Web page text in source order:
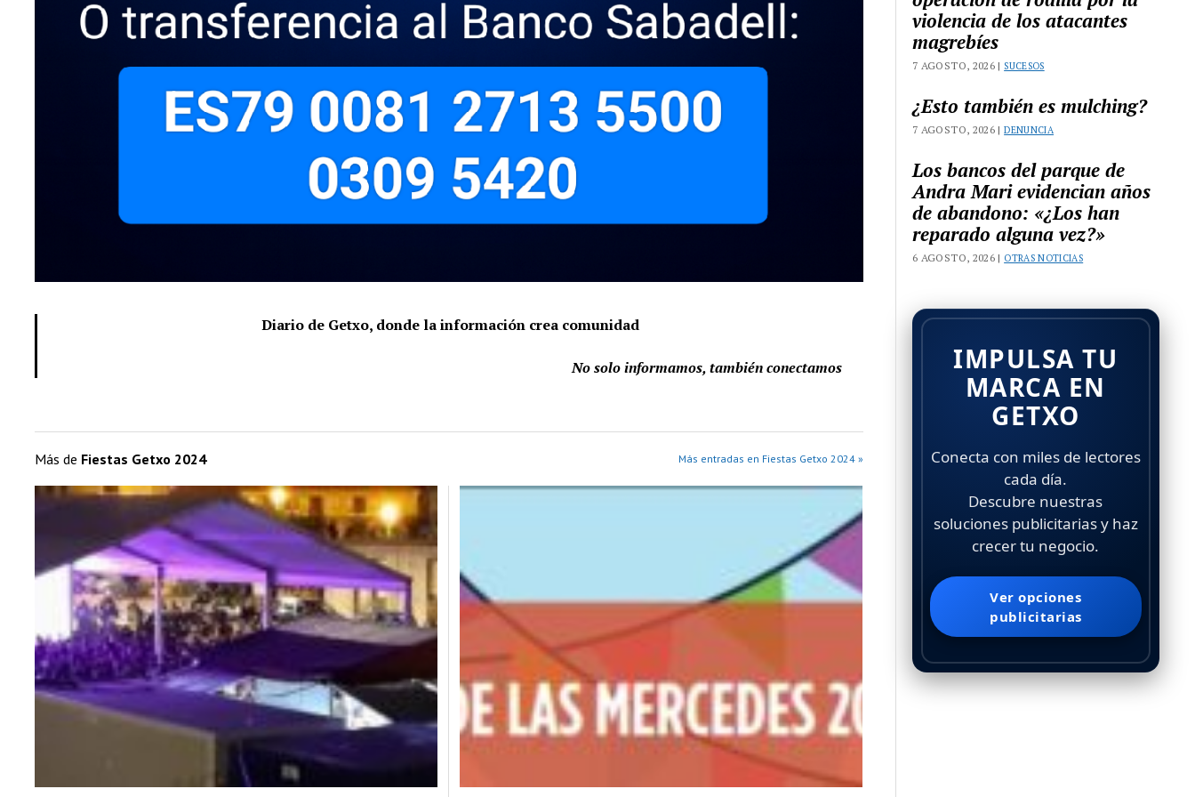
Diario de Getxo, donde la información crea comunidad
No solo informamos, también conectamos
Más de Fiestas Getxo 2024 Más entradas en Fiestas Getxo 2024 »
violencia de los atacantes
magrebíes
7 AGOSTO, 2026 | SUCESOS
¿Esto también es mulching?
7 AGOSTO, 2026 |DENUNCIA
Los bancos del parque de
Andra Mari evidencian años
de abandono: «¿Los han
reparado alguna vez?»
6 AGOSTO, 2026 | OTRAS NOTICIAS
IMPULSA TU
MARCA EN
GETXO
Conecta con miles de lectores
cada día.
Descubre nuestras
soluciones publicitarias y haz
crecer tu negocio.
Ver opciones
publicitarias